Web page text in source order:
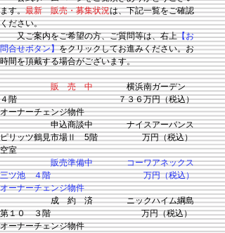
ます。最新 販売・募集状況は、下記一覧をご確認
ください。
又ご案内をご希望の方、ご質問等は、右上【お
問合せボタン】をクリックしてお進みください。お
時間を頂戴する場合がございます。
販 売 中
横浜南ガーデン
４階 ７３６万円（税込）
オーナーチェンジ物件
申込商談中 ナイスアーバンス
ピリッツ鶴見市場Ⅱ 5階 万円（税込）
空室
販売準備中 コーワアネックス
三ツ池 ４階 万円（税込）
オーナーチェンジ物件
成 約 済 ニックハイム綱島
第１０ ３階 万円（税込）
オーナーチェンジ物件